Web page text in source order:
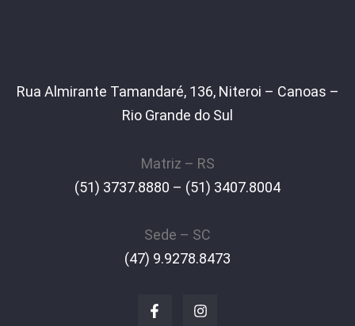
Rua Almirante Tamandaré, 136, Niteroi – Canoas –
Rio Grande do Sul
Matriz – RS
(51) 3737.8880 – (51) 3407.8004
Sede – SC
(47) 9.9278.8473